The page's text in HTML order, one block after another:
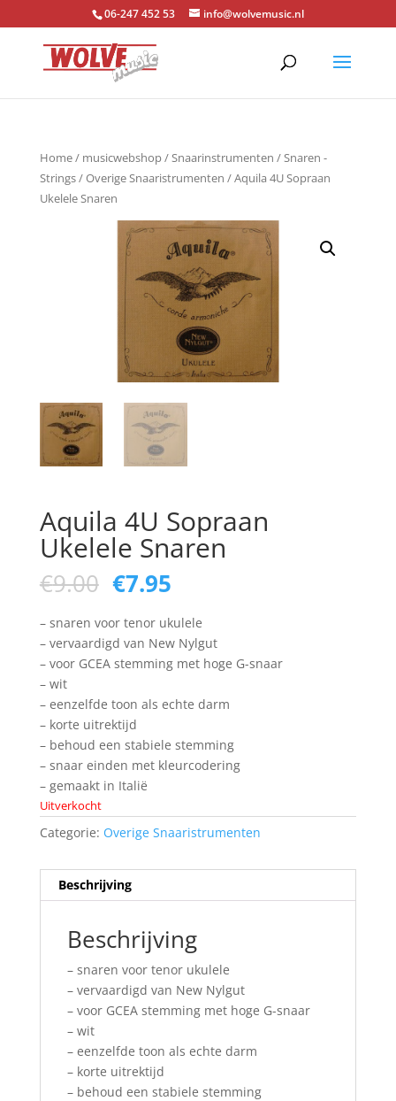
06-247 452 53 info@wolvemusic.nl
Home/ musicwebshop/Snaarinstrumenten /Snaren -
Strings/Overige Snaaristrumenten / Aquila 4U Sopraan
Ukelele Snaren
Aquila 4U Sopraan
Ukelele Snaren
€9.00 Oorspronkelijke
prijs
was:
€9.00.
€7.95Huidige
is:
€7.95.
– snaren voor tenor ukulele
– vervaardigd van New Nylgut
– voor GCEA stemming met hoge G-snaar
– wit
– eenzelfde toon als echte darm
– korte uitrektijd
– behoud een stabiele stemming
– snaar einden met kleurcodering
– gemaakt in Italië
Uitverkocht
Categorie: Overige Snaaristrumenten
Beschrijving
Beschrijving
– snaren voor tenor ukulele
– vervaardigd van New Nylgut
– voor GCEA stemming met hoge G-snaar
– wit
– eenzelfde toon als echte darm
– korte uitrektijd
– behoud een stabiele stemming